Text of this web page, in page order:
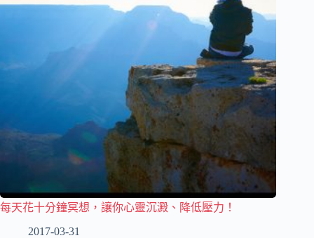
每天花十分鐘冥想，讓你心靈沉澱、降低壓力！
2017-03-31